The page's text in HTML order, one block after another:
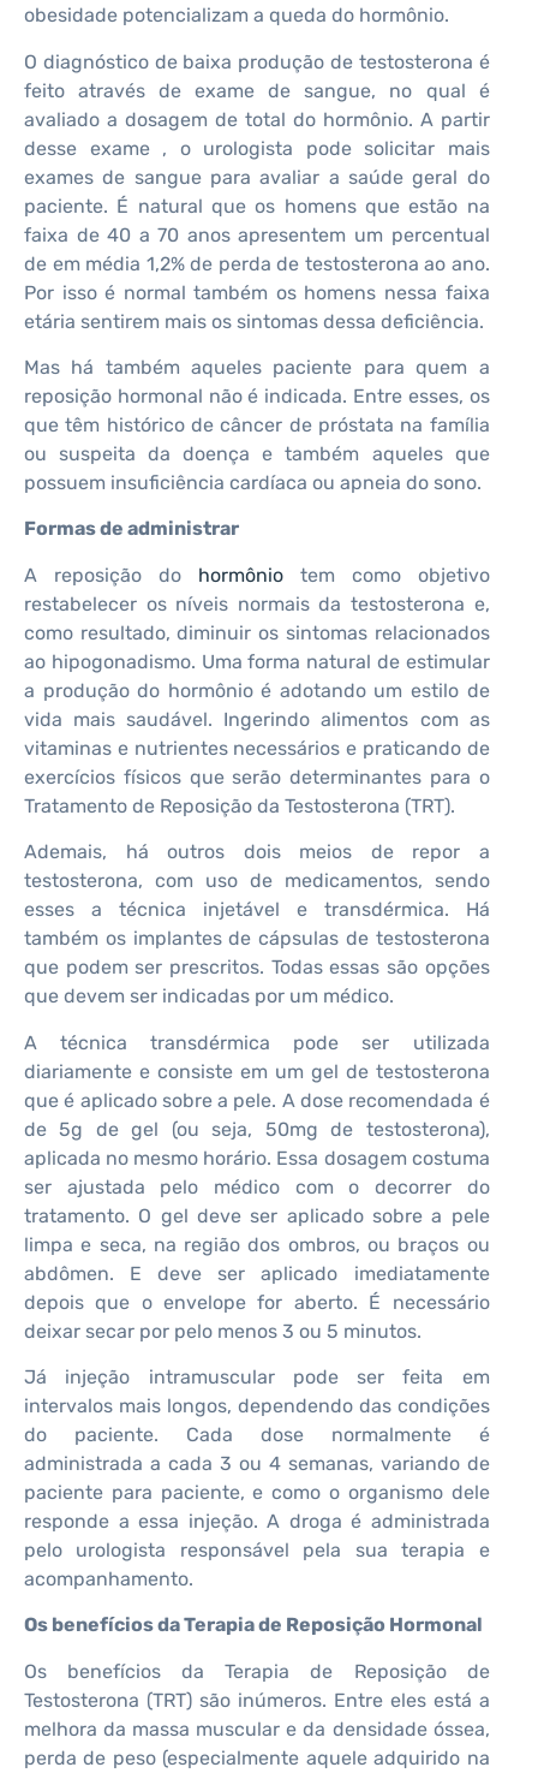
obesidade potencializam a queda do hormônio.
O diagnóstico de baixa produção de testosterona é
feito através de exame de sangue, no qual é
avaliado a dosagem de total do hormônio. A partir
desse exame , o urologista pode solicitar mais
exames de sangue para avaliar a saúde geral do
paciente. É natural que os homens que estão na
faixa de 40 a 70 anos apresentem um percentual
de em média 1,2% de perda de testosterona ao ano.
Por isso é normal também os homens nessa faixa
etária sentirem mais os sintomas dessa deficiência.
Mas há também aqueles paciente para quem a
reposição hormonal não é indicada. Entre esses, os
que têm histórico de câncer de próstata na família
ou suspeita da doença e também aqueles que
possuem insuficiência cardíaca ou apneia do sono.
Formas de administrar
A reposição do hormôniotem como objetivo
restabelecer os níveis normais da testosterona e,
como resultado, diminuir os sintomas relacionados
ao hipogonadismo. Uma forma natural de estimular
a produção do hormônio é adotando um estilo de
vida mais saudável. Ingerindo alimentos com as
vitaminas e nutrientes necessários e praticando de
exercícios físicos que serão determinantes para o
Tratamento de Reposição da Testosterona (TRT).
Ademais, há outros dois meios de repor a
testosterona, com uso de medicamentos, sendo
esses a técnica injetável e transdérmica. Há
também os implantes de cápsulas de testosterona
que podem ser prescritos. Todas essas são opções
que devem ser indicadas por um médico.
A técnica transdérmica pode ser utilizada
diariamente e consiste em um gel de testosterona
que é aplicado sobre a pele. A dose recomendada é
de 5g de gel (ou seja, 50mg de testosterona),
aplicada no mesmo horário. Essa dosagem costuma
ser ajustada pelo médico com o decorrer do
tratamento. O gel deve ser aplicado sobre a pele
limpa e seca, na região dos ombros, ou braços ou
abdômen. E deve ser aplicado imediatamente
depois que o envelope for aberto. É necessário
deixar secar por pelo menos 3 ou 5 minutos.
Já injeção intramuscular pode ser feita em
intervalos mais longos, dependendo das condições
do paciente. Cada dose normalmente é
administrada a cada 3 ou 4 semanas, variando de
paciente para paciente, e como o organismo dele
responde a essa injeção. A droga é administrada
pelo urologista responsável pela sua terapia e
acompanhamento.
Os benefícios da Terapia de Reposição Hormonal
Os benefícios da Terapia de Reposição de
Testosterona (TRT) são inúmeros. Entre eles está a
melhora da massa muscular e da densidade óssea,
perda de peso (especialmente aquele adquirido na